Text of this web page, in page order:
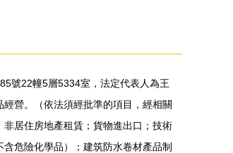
號22幢5層5334室，法定代表人為王
營。（依法須經批準的項目，經相關
居住房地產租賃；貨物進出口；技術
危險化學品）；建筑防水卷材產品制